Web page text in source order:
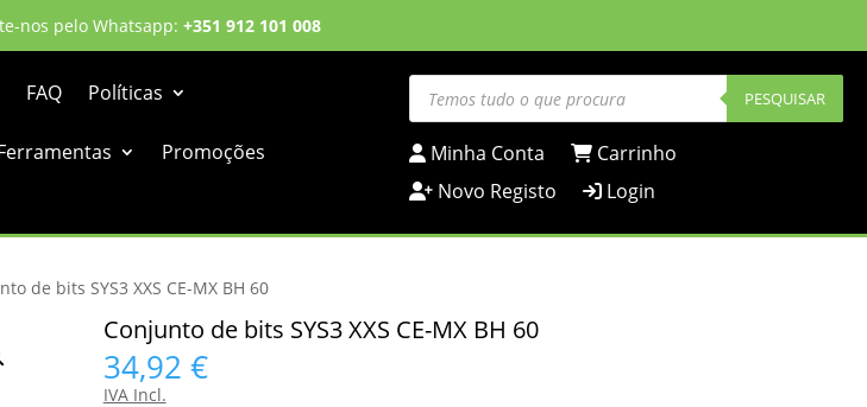
nos pelo Whatsapp: +351 912 101 008
FAQ Políticas Products
search PESQUISAR
Promoções
Minha Conta
Carrinho
Novo Registo
Login
de bits SYS3 XXS CE-MX BH 60
Conjunto de bits SYS3 XXS CE-MX BH 60
34,92 €
IVA Incl.